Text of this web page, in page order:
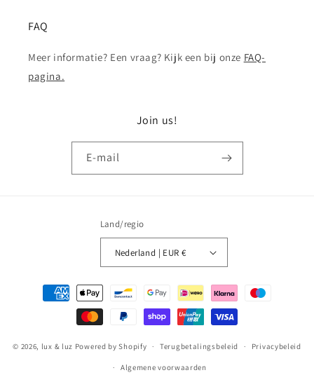
FAQ
Meer informatie? Een vraag? Kijk een bij onze FAQ-
pagina.
Join us!
E‑mail
Land/regio
Nederland | EUR €
Betaalmethoden
© 2026, lux & luz Powered by Shopify Terugbetalingsbeleid Privacybeleid
Algemene voorwaarden